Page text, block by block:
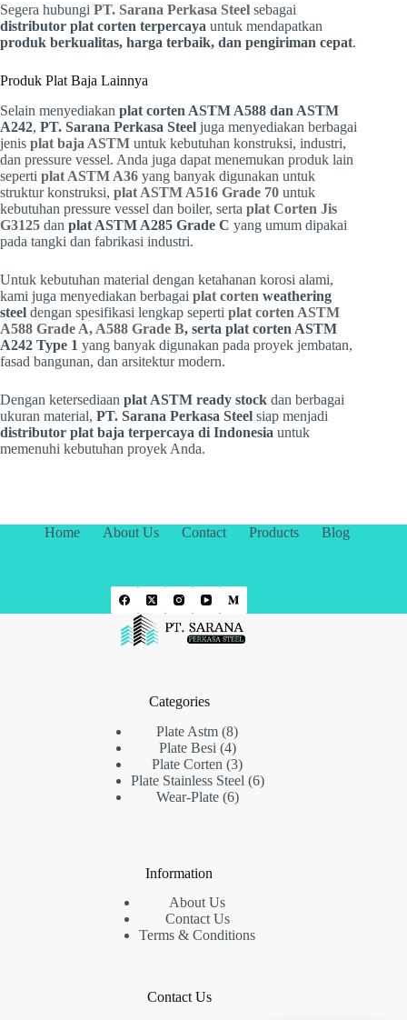
Segera hubungi PT. Sarana Perkasa Steel sebagai
distributor plat corten terpercaya untuk mendapatkan
produk berkualitas, harga terbaik, dan pengiriman cepat.
Produk Plat Baja Lainnya
Selain menyediakan plat corten ASTM A588 dan ASTM
A242, PT. Sarana Perkasa Steel juga menyediakan berbagai
jenis plat baja ASTM untuk kebutuhan konstruksi, industri,
dan pressure vessel. Anda juga dapat menemukan produk lain
seperti plat ASTM A36 yang banyak digunakan untuk
struktur konstruksi, plat ASTM A516 Grade 70 untuk
kebutuhan pressure vessel dan boiler, serta plat Corten Jis
G3125 dan plat ASTM A285 Grade C yang umum dipakai
pada tangki dan fabrikasi industri.
Untuk kebutuhan material dengan ketahanan korosi alami,
kami juga menyediakan berbagai plat corten weathering
steel dengan spesifikasi lengkap seperti plat corten ASTM
A588 Grade A, A588 Grade B, serta plat corten ASTM
A242 Type 1 yang banyak digunakan pada proyek jembatan,
fasad bangunan, dan arsitektur modern.
Dengan ketersediaan plat ASTM ready stock dan berbagai
ukuran material, PT. Sarana Perkasa Steel siap menjadi
distributor plat baja terpercaya di Indonesia untuk
memenuhi kebutuhan proyek Anda.
Home About Us Contact Products Blog
Categories
Plate Astm 88
Produk
Plate Besi 44
Produk
Plate Corten 33
Produk
Plate Stainless Steel 66
Wear-Plate 66
Information
About Us
Contact Us
Terms & Conditions
Contact Us